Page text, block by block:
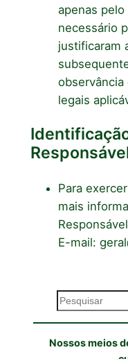
apenas
necessário
justificaram
legais
Para
mais
E-mail:
Pesquisar
Nossos meios